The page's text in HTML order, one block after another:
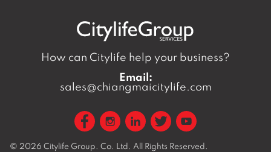
How can Citylife help your business?
Email:
sales@chiangmaicitylife.com
© 2026 Citylife Group. Co. Ltd. All Rights Reserved.